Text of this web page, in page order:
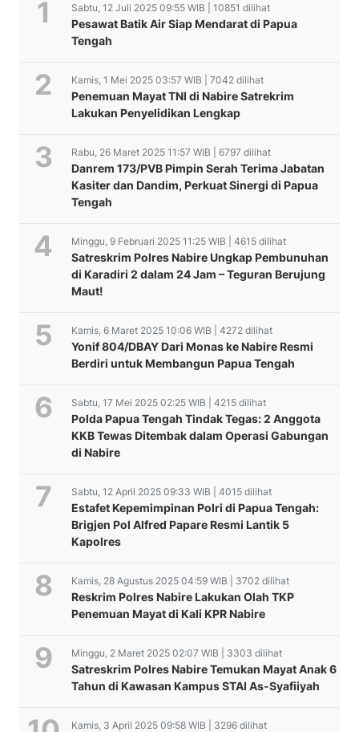
Sabtu, 12 Juli 2025 09:55 WIB | 10851 dilihat
Pesawat Batik Air Siap Mendarat di Papua
Tengah
Kamis, 1 Mei 2025 03:57 WIB | 7042 dilihat
Penemuan Mayat TNI di Nabire Satrekrim
Lakukan Penyelidikan Lengkap
Rabu, 26 Maret 2025 11:57 WIB | 6797 dilihat
Danrem 173/PVB Pimpin Serah Terima Jabatan
Kasiter dan Dandim, Perkuat Sinergi di Papua
Tengah
Minggu, 9 Februari 2025 11:25 WIB | 4615 dilihat
Satreskrim Polres Nabire Ungkap Pembunuhan
di Karadiri 2 dalam 24 Jam – Teguran Berujung
Maut!
Kamis, 6 Maret 2025 10:06 WIB | 4272 dilihat
Yonif 804/DBAY Dari Monas ke Nabire Resmi
Berdiri untuk Membangun Papua Tengah
Sabtu, 17 Mei 2025 02:25 WIB | 4215 dilihat
Polda Papua Tengah Tindak Tegas: 2 Anggota
KKB Tewas Ditembak dalam Operasi Gabungan
di Nabire
Sabtu, 12 April 2025 09:33 WIB | 4015 dilihat
Estafet Kepemimpinan Polri di Papua Tengah:
Brigjen Pol Alfred Papare Resmi Lantik 5
Kapolres
Kamis, 28 Agustus 2025 04:59 WIB | 3702 dilihat
Reskrim Polres Nabire Lakukan Olah TKP
Penemuan Mayat di Kali KPR Nabire
Minggu, 2 Maret 2025 02:07 WIB | 3303 dilihat
Satreskrim Polres Nabire Temukan Mayat Anak 6
Tahun di Kawasan Kampus STAI As-Syafiiyah
Kamis, 3 April 2025 09:58 WIB | 3296 dilihat